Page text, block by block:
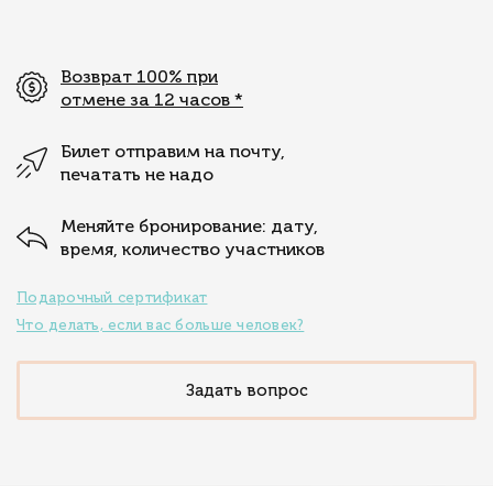
Возврат 100% при
отмене за 12 часов *
Билет отправим на почту,
печатать не надо
Меняйте бронирование: дату,
время, количество участников
Подарочный сертификат
Что делать, если вас больше человек?
Задать вопрос